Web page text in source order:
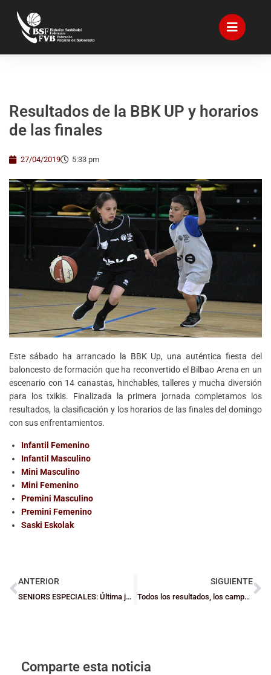
Resultados de la BBK UP y horarios
de las finales
27/04/2019 5:33 pm
Este sábado ha arrancado la BBK Up, una auténtica fiesta del
baloncesto de formación que ha reconvertido el Bilbao Arena en un
escenario con 14 canastas, hinchables, talleres y mucha diversión
para los txikis. Finalizada la primera jornada completamos los
resultados, la clasificación y los horarios de las finales del domingo
con sus enfrentamientos.
Infantil Femenino
Infantil Masculino
Mini Masculino
Mini Femenino
Premini Masculino
Premini Femenino
Saski Eskolak
ANTERIOR
SENIORS ESPECIALES: Última jornada con cuestiones por decidir
SIGUIENTE
Todos los resultados, los campeones y fotos del BBK Up 2019
Comparte esta noticia